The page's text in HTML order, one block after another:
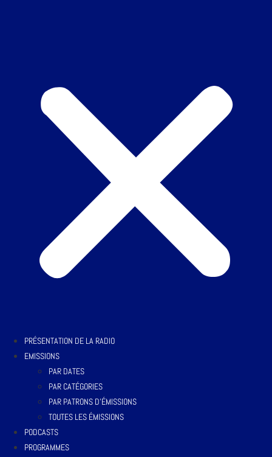
PRÉSENTATION DE LA RADIO
EMISSIONS
PAR DATES
PAR CATÉGORIES
PAR PATRONS D’ÉMISSIONS
TOUTES LES ÉMISSIONS
PODCASTS
PROGRAMMES